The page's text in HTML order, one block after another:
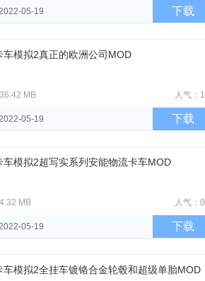
下载
05-19
车模拟2真正的欧洲公司MOD
人气：1
MB
下载
05-19
车模拟2超写实系列安能物流卡车MOD
人气：0
MB
下载
05-19
车模拟2全挂车镀铬合金轮毂和超级单胎MOD